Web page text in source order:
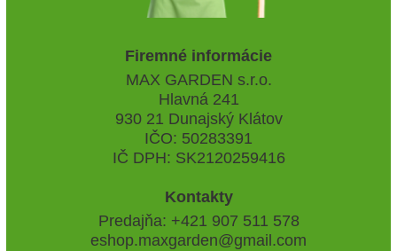
Firemné informácie
MAX GARDEN s.r.o.
Hlavná 241
930 21 Dunajský Klátov
IČO: 50283391
IČ DPH: SK2120259416
Kontakty
Predajňa: +421 907 511 578
eshop.maxgarden@gmail.com